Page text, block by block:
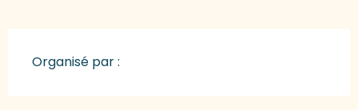
Organisé par :